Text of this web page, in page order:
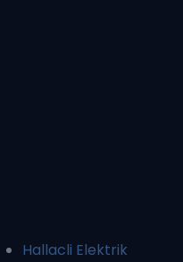
Hallacli Elektrik